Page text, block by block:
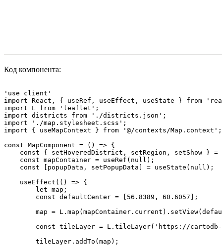
Код компонента:
'use client'
import React, { useRef, useEffect, useState } from
import L from 'leaflet';
import districts from './districts.json';
import './map.stylesheet.scss';
import { useMapContext } from '@/contexts/Map.context';
const MapComponent = () => {
const { setHoveredDistrict, setRegion, setShow } =
    const mapContainer = useRef(null);
    const [popupData, setPopupData] = useState(null);
    useEffect(() => {
        let map;
        const defaultCenter = [56.8389, 60.6057];
map =
const tileLayer = L.tileLayer('https://
        tileLayer.addTo(map);